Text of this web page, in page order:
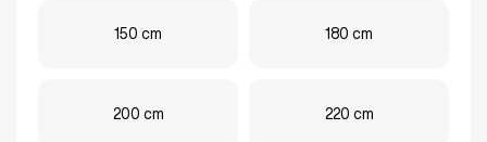
150 cm 180 cm
200 cm 220 cm